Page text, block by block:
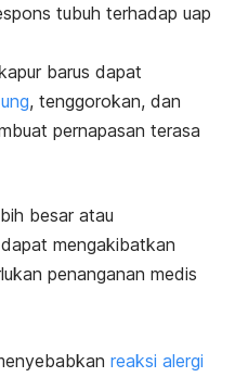
tubuh terhadap uap
barus dapat
, tenggorokan, dan
pernapasan terasa
besar atau
mengakibatkan
penanganan medis
reaksi alergi